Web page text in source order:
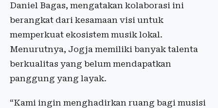
Daniel Bagas, mengatakan kolaborasi ini
berangkat dari kesamaan visi untuk
memperkuat ekosistem musik lokal.
Menurutnya, Jogja memiliki banyak talenta
berkualitas yang belum mendapatkan
panggung yang layak.
“Kami ingin menghadirkan ruang bagi musisi